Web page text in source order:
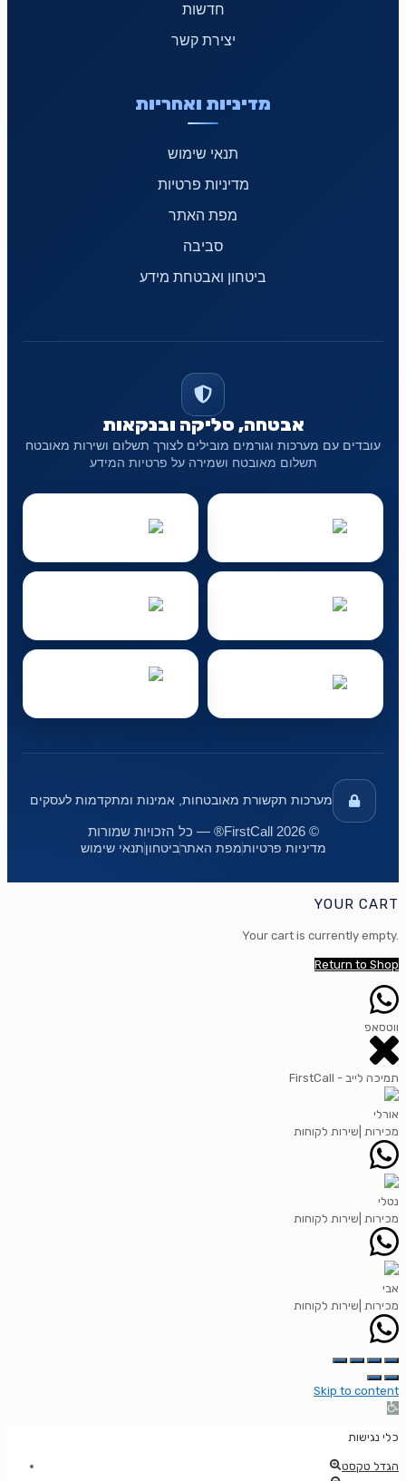
חדשות
יצירת קשר
מדיניות ואחריות
תנאי שימוש
מדיניות פרטיות
מפת האתר
סביבה
ביטחון ואבטחת מידע
אבטחה, סליקה ובנקאות
עובדים עם מערכות וגורמים מובילים לצורך תשלום ושירות מאובטח
תשלום מאובטח ושמירה על פרטיות המידע
מערכות תקשורת מאובטחות, אמינות ומתקדמות לעסקים
© 2026 FirstCall® — כל הזכויות שמורות
מדיניות פרטיותמפת האתרביטחוןתנאי שימוש
YOUR CART
Your cart is currently empty.
Return to Shop
ווטסאפ
FirstCall - תמיכה לייב
אורלי
מכירות |שירות לקוחות
נטלי
מכירות |שירות לקוחות
אבי
מכירות |שירות לקוחות
Skip to content
כלי נגישות
הגדל טקסט